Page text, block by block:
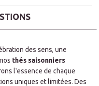
des sens, une
thés saisonniers
l'essence de chaque
uniques et limitées. Des